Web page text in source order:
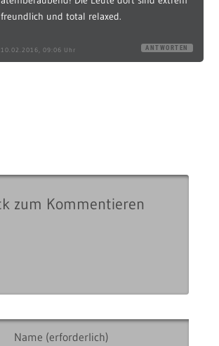
freundlich und total relaxed.
10.02.2016, 09:06 Uhr ANTWORTEN